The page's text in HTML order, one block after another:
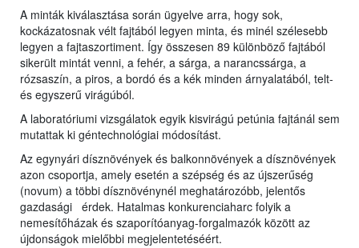
A minták kiválasztása során ügyelve arra, hogy sok,
kockázatosnak vélt fajtából legyen minta, és minél szélesebb
legyen a fajtaszortiment. Így összesen 89 különböző fajtából
sikerült mintát venni, a fehér, a sárga, a narancssárga, a
rózsaszín, a piros, a bordó és a kék minden árnyalatából, telt-
és egyszerű virágúból.
A laboratóriumi vizsgálatok egyik kisvirágú petúnia fajtánál sem
mutattak ki géntechnológiai módosítást.
Az egynyári dísznövények és balkonnövények a dísznövények
azon csoportja, amely esetén a szépség és az újszerűség
(novum) a többi dísznövénynél meghatározóbb, jelentős
gazdasági érdek. Hatalmas konkurenciaharc folyik a
nemesítőházak és szaporítóanyag-forgalmazók között az
újdonságok mielőbbi megjelentetéséért.